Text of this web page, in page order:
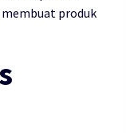
membuat produk